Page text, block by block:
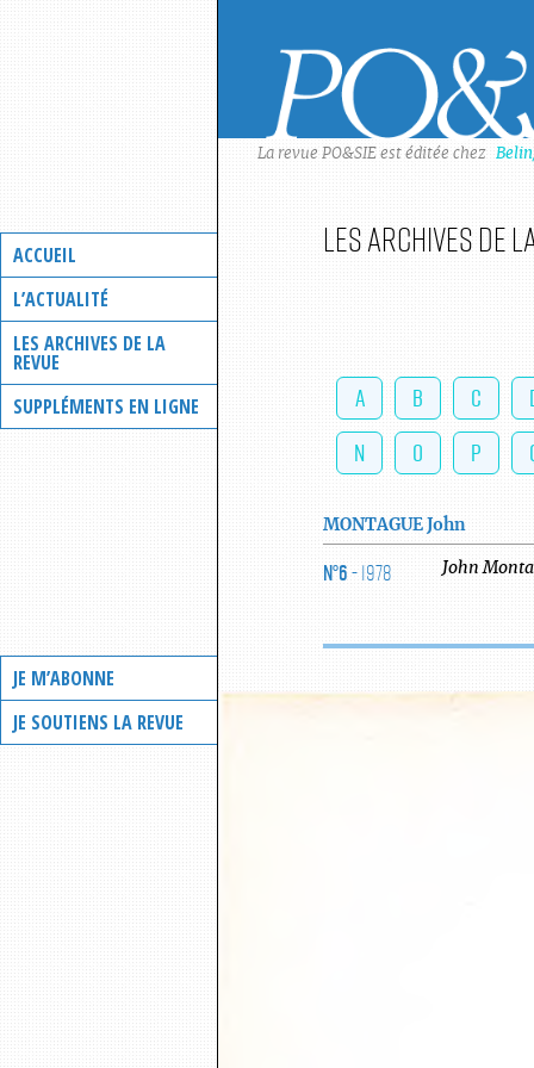
ACCUEIL
L’ACTUALITÉ
LES ARCHIVES DE LA
REVUE
SUPPLÉMENTS EN LIGNE
JE M’ABONNE
JE SOUTIENS LA REVUE
La revue PO&SIE est éditée chez
Les archives de
A B C
N
O P
MONTAGUE John
N°6- 1978 John